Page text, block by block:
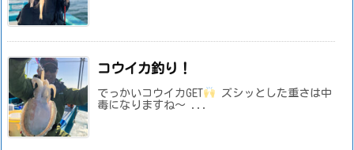
コウイカ釣り！
でっかいコウイカGET
ズシッとした重さは中
毒になりますね～ ...